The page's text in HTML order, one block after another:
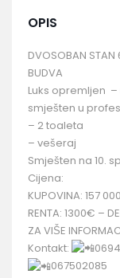
OPIS
DVOSOBAN
BUDVA
Luks opremljen –
smješten u
– 2 toaleta
– vešeraj
Smješten na 10.
Cijena:
KUPOVINA: 157
RENTA: 1300€ –
ZA VIŠE
Kontakt:
067502085